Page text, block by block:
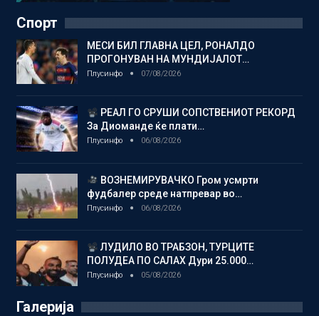
Спорт
МЕСИ БИЛ ГЛАВНА ЦЕЛ, РОНАЛДО
ПРОГОНУВАН НА МУНДИЈАЛОТ…
Плусинфо 07/08/2026
РЕАЛ ГО СРУШИ СОПСТВЕНИОТ РЕКОРД
За Диоманде ќе плати…
Плусинфо 06/08/2026
ВОЗНЕМИРУВАЧКО Гром усмрти
фудбалер среде натпревар во…
Плусинфо 06/08/2026
ЛУДИЛО ВО ТРАБЗОН, ТУРЦИТЕ
ПОЛУДЕА ПО САЛАХ Дури 25.000…
Плусинфо 05/08/2026
Галерија